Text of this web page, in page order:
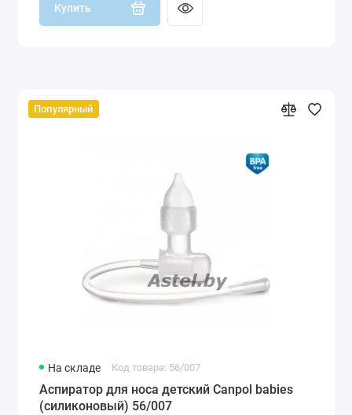
Купить
Популярный
На складе Код товара: 56/007
Аспиратор для носа детский Canpol babies
(силиконовый) 56/007